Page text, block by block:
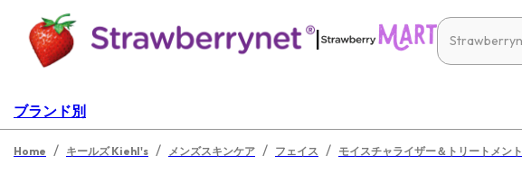
|
ブランド別
Home / キールズ Kiehl's / メンズスキンケア / フェイス / モイスチャライザー＆トリートメント